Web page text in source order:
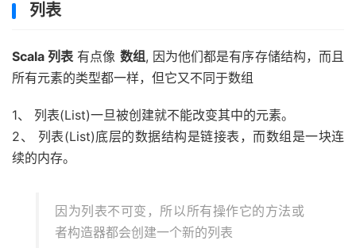
列表
Scala 列表有点像 数组, 因为他们都是有序存储结构，而且
所有元素的类型都一样，但它又不同于数组
1、 列表(List)一旦被创建就不能改变其中的元素。
2、 列表(List)底层的数据结构是链接表，而数组是一块连
续的内存。
因为列表不可变，所以所有操作它的方法或
者构造器都会创建一个新的列表